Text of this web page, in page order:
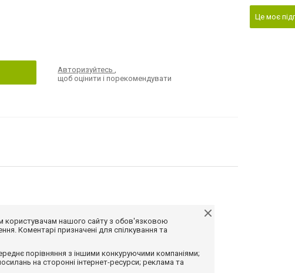
Авторизуйтесь,
щоб оцінити і порекомендувати
Це моє
користувачам нашого сайту з обов'язковою
Коментарі призначені для спілкування та
порівняння з іншими конкуруючими компаніями;
на сторонні інтернет-ресурси; реклама та